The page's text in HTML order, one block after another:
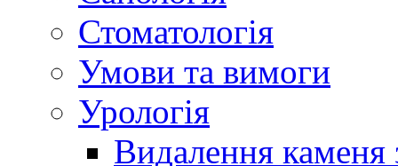
Стоматологія
Умови та вимоги
Урологія
Видалення каменя